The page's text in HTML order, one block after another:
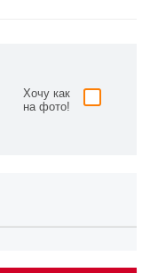
Хочу как
на фото!